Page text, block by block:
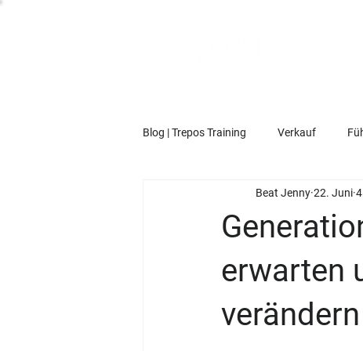
Blog | Trepos Training Verkauf
erwarten
verändern
Beat Jenny 22. Juni